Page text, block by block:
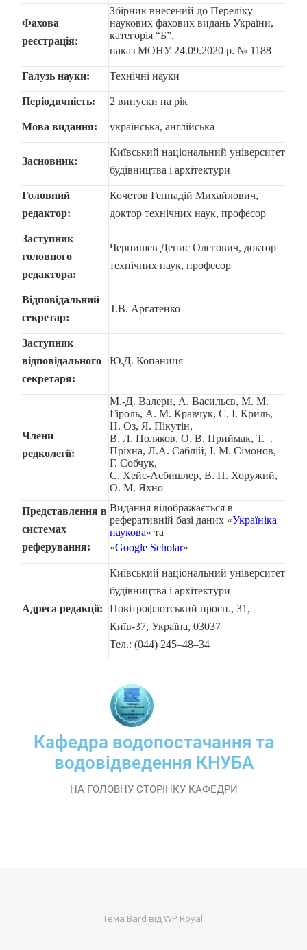
Фахова
реєстрація:
Збірник внесений до Переліку
наукових фахових видань України,
категорія “Б”,
наказ МОНУ 24.09.2020 р. № 1188
Галузь науки: Технічні науки
Періодичність: 2 випуски на рік
Мова видання: українська, англійська
Засновник:
Київський національний університет
будівництва і архітектури
Головний
редактор:
Кочетов Геннадій Михайлович,
доктор технічних наук, професор
Заступник
головного
редактора:
Чернишев Денис Олегович, доктор
технічних наук, професор
Відповідальний
секретар:
Т.В. Аргатенко
Заступник
відповідального
секретаря:
Ю.Д. Копаниця
Члени
редколегії:
М.-Д. Валери, А. Васильєв, М. М.
Гіроль, А. М. Кравчук, С. І. Криль,
Н. Оз, Я. Пікутін,
В. Л. Поляков, О. В. Приймак, Т. .
Пріхна, Л.А. Саблій, І. М. Сімонов,
Г. Собчук,
С. Хейс-Асбишлер, В. П. Хоружий,
О. М. Яхно
Представлення в
системах
реферування:
Видання відображається в
реферативній базі даних «Україніка
наукова» та
«Google Scholar»
Адреса редакції:
Київський національний університет
будівництва і архітектури
Повітрофлотський просп., 31,
Київ-37, Україна, 03037
Тел.: (044) 245–48–34
Кафедра водопостачання та
водовідведення КНУБА
НА ГОЛОВНУ СТОРІНКУ КАФЕДРИ
Тема Bard відWP Royal.